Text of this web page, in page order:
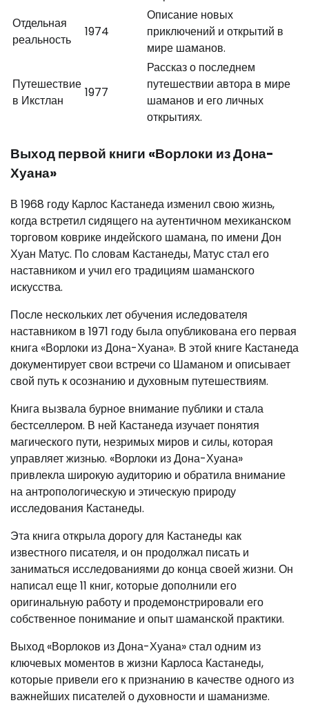
Отдельная
реальность
1974
Описание новых
приключений и открытий в
мире шаманов.
Путешествие
в Икстлан
1977
Рассказ о последнем
путешествии автора в мире
шаманов и его личных
открытиях.
Выход первой книги «Ворлоки из Дона-
Хуана»
В 1968 году Карлос Кастанеда изменил свою жизнь,
когда встретил сидящего на аутентичном мехиканском
торговом коврике индейского шамана, по имени Дон
Хуан Матус. По словам Кастанеды, Матус стал его
наставником и учил его традициям шаманского
искусства.
После нескольких лет обучения иследователя
наставником в 1971 году была опубликована его первая
книга «Ворлоки из Дона-Хуана». В этой книге Кастанеда
документирует свои встречи со Шаманом и описывает
свой путь к осознанию и духовным путешествиям.
Книга вызвала бурное внимание публики и стала
бестселлером. В ней Кастанеда изучает понятия
магического пути, незримых миров и силы, которая
управляет жизнью. «Ворлоки из Дона-Хуана»
привлекла широкую аудиторию и обратила внимание
на антропологическую и этическую природу
исследования Кастанеды.
Эта книга открыла дорогу для Кастанеды как
известного писателя, и он продолжал писать и
заниматься исследованиями до конца своей жизни. Он
написал еще 11 книг, которые дополнили его
оригинальную работу и продемонстрировали его
собственное понимание и опыт шаманской практики.
Выход «Ворлоков из Дона-Хуана» стал одним из
ключевых моментов в жизни Карлоса Кастанеды,
которые привели его к признанию в качестве одного из
важнейших писателей о духовности и шаманизме.